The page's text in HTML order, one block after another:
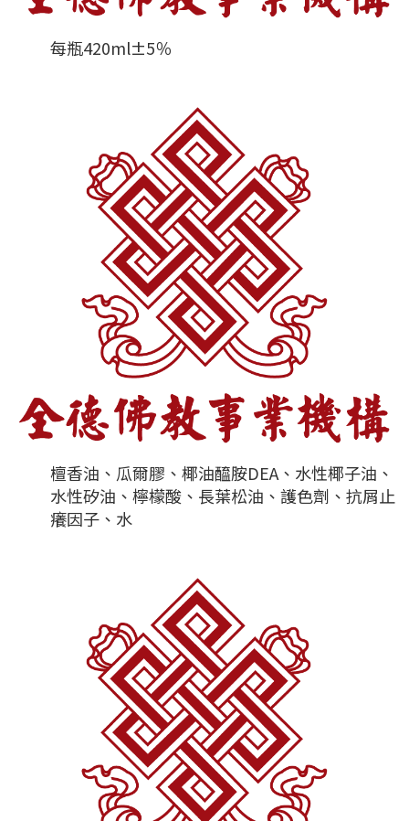
每瓶420ml±5％
檀香油、瓜爾膠、椰油醯胺DEA、水性椰子油、
水性矽油、檸檬酸、長葉松油、護色劑、抗屑止
癢因子、水